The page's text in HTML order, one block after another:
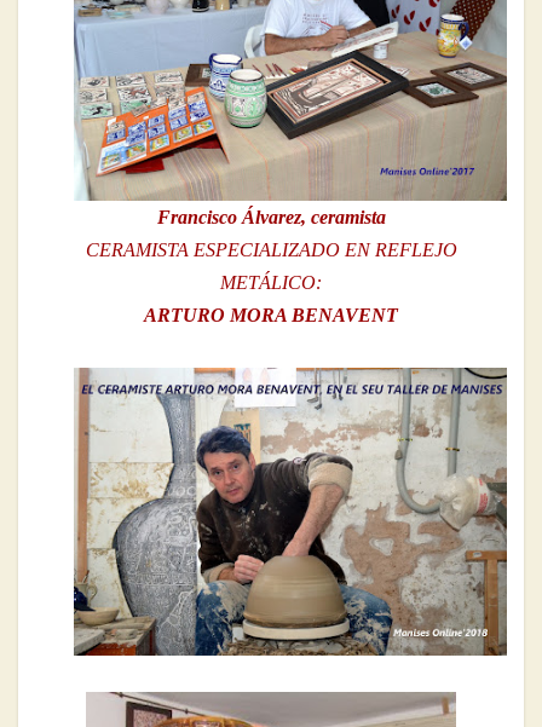
Francisco Álvarez, ceramista
CERAMISTA ESPECIALIZADO EN REFLEJO
METÁLICO:
ARTURO MORA BENAVENT